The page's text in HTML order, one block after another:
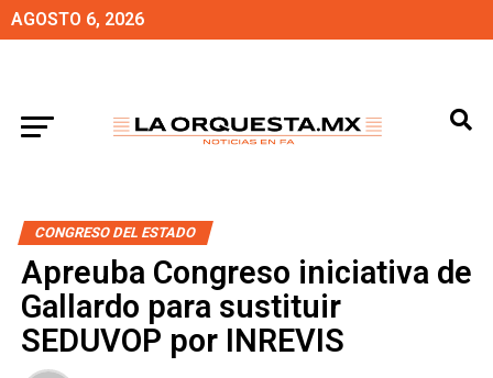
AGOSTO 6, 2026
CONGRESO DEL ESTADO
Apreuba Congreso iniciativa de
Gallardo para sustituir
SEDUVOP por INREVIS